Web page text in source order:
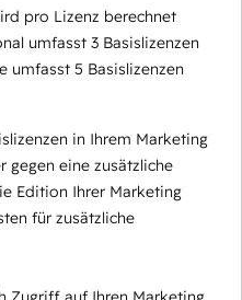
pro Lizenz berechnet
umfasst 3 Basislizenzen
umfasst 5 Basislizenzen
in Ihrem Marketing
gegen eine zusätzliche
Edition Ihrer Marketing
für zusätzliche